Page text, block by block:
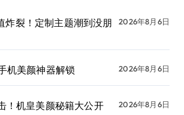
炸裂！定制主题潮到没朋
2026年8月6日
机美颜神器解锁 2026年8月6日
！机皇美颜秘籍大公开 2026年8月6日